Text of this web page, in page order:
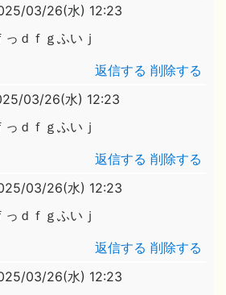
03/26(水) 12:23
ｄｆｇふいｊ
返信する 削除する
03/26(水) 12:23
ｄｆｇふいｊ
返信する 削除する
03/26(水) 12:23
ｄｆｇふいｊ
返信する 削除する
03/26(水) 12:23